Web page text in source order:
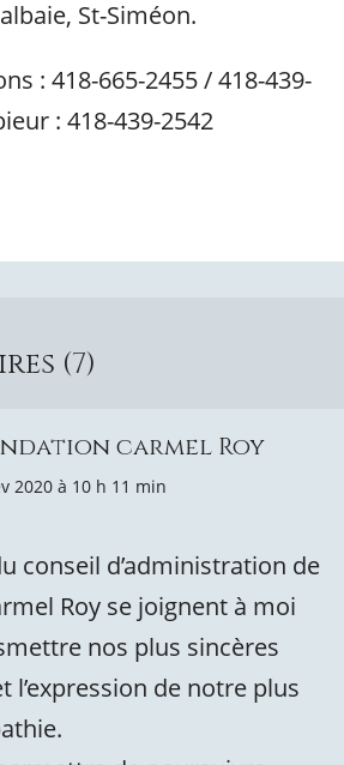
St-Siméon.
: 418-665-2455 / 418-439-
: 418-439-2542
(7)
carmel Roy
2020 à 10 h 11 min
conseil d’administration de
Roy se joignent à moi
nos plus sincères
l’expression de notre plus